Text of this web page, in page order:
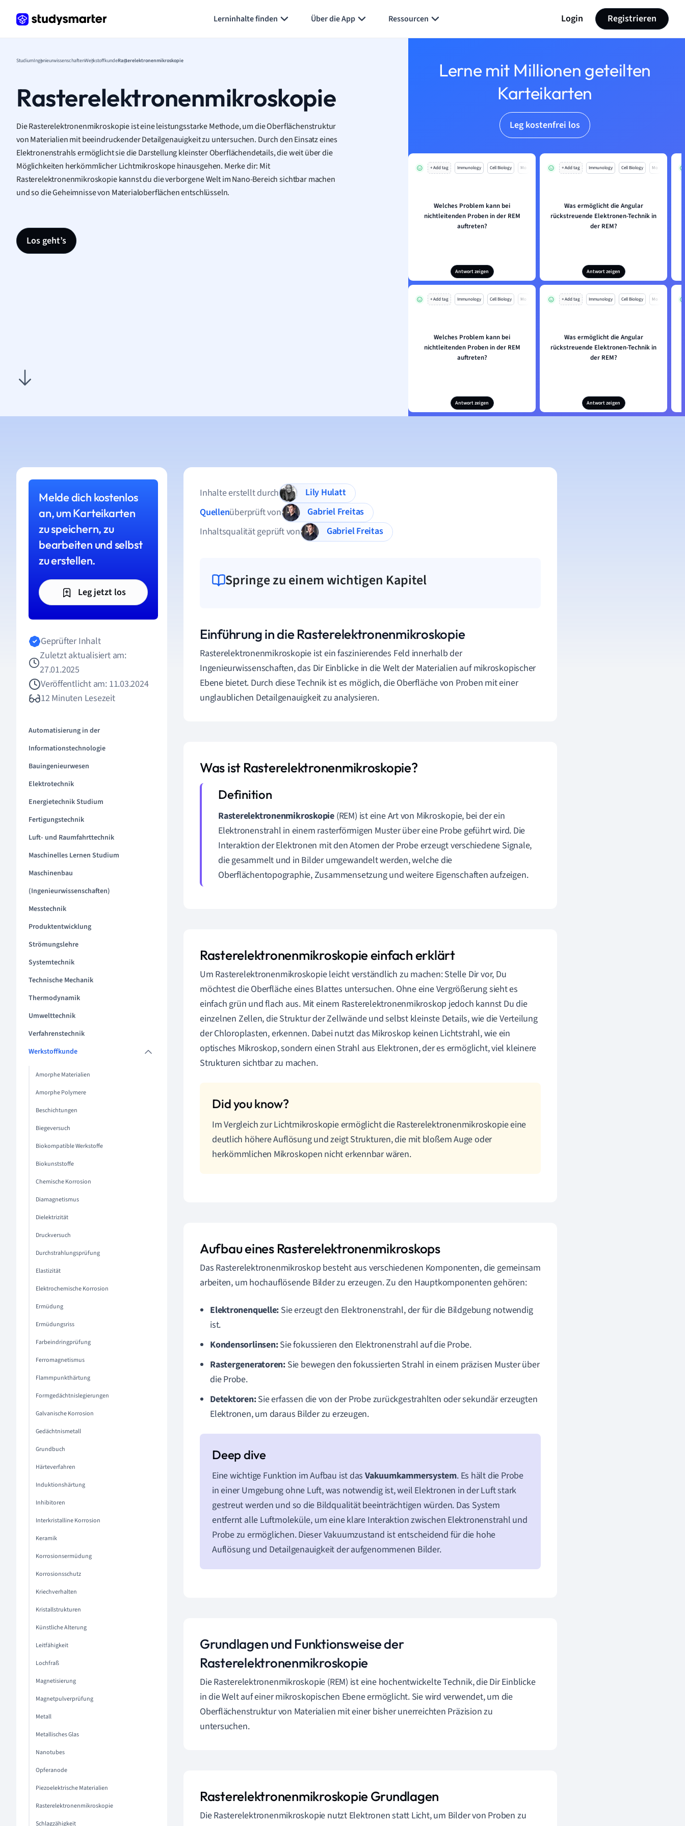
Lerninhalte finden Über die App Ressourcen Login Registrieren
StudiumIngenieurwissenschaftenWerkstoffkundeRasterelektronenmikroskopie
Rasterelektronenmikroskopie
Die Rasterelektronenmikroskopie ist eine leistungsstarke Methode, um die Oberflächenstruktur
von Materialien mit beeindruckender Detailgenauigkeit zu untersuchen. Durch den Einsatz eines
Elektronenstrahls ermöglicht sie die Darstellung kleinster Oberflächendetails, die weit über die
Möglichkeiten herkömmlicher Lichtmikroskope hinausgehen. Merke dir: Mit
Rasterelektronenmikroskopie kannst du die verborgene Welt im Nano-Bereich sichtbar machen
und so die Geheimnisse von Materialoberflächen entschlüsseln.
Los geht’s
Lerne mit Millionen geteilten
Karteikarten
Leg kostenfrei los
+ Add tag Immunology Cell Biology Mo
Welches Problem kann bei
nichtleitenden Proben in der REM
auftreten?
Antwort zeigen
+ Add tag Immunology Cell Biology Mo
Was ermöglicht die Angular
rückstreuende Elektronen-Technik in
der REM?
Antwort zeigen
+ Add tag Immunology Cell Biology Mo
Welches Problem kann bei
nichtleitenden Proben in der REM
auftreten?
Antwort zeigen
+ Add tag Immunology Cell Biology Mo
Was ermöglicht die Angular
rückstreuende Elektronen-Technik in
der REM?
Antwort zeigen
Melde dich kostenlos
an, um Karteikarten
zu speichern, zu
bearbeiten und selbst
zu erstellen.
Leg jetzt los
Geprüfter Inhalt
Zuletzt aktualisiert am:
27.01.2025
Veröffentlicht am: 11.03.2024
12 Minuten Lesezeit
Automatisierung in der
Informationstechnologie
Bauingenieurwesen
Elektrotechnik
Energietechnik Studium
Fertigungstechnik
Luft- und Raumfahrttechnik
Maschinelles Lernen Studium
Maschinenbau
(Ingenieurwissenschaften)
Messtechnik
Produktentwicklung
Strömungslehre
Systemtechnik
Technische Mechanik
Thermodynamik
Umwelttechnik
Verfahrenstechnik
Werkstoffkunde
Amorphe Materialien
Amorphe Polymere
Beschichtungen
Biegeversuch
Biokompatible Werkstoffe
Biokunststoffe
Chemische Korrosion
Diamagnetismus
Dielektrizität
Druckversuch
Durchstrahlungsprüfung
Elastizität
Elektrochemische Korrosion
Ermüdung
Ermüdungsriss
Farbeindringprüfung
Ferromagnetismus
Flammpunkthärtung
Formgedächtnislegierungen
Galvanische Korrosion
Gedächtnismetall
Grundbuch
Härteverfahren
Induktionshärtung
Inhibitoren
Interkristalline Korrosion
Keramik
Korrosionsermüdung
Korrosionsschutz
Kriechverhalten
Kristallstrukturen
Künstliche Alterung
Leitfähigkeit
Lochfraß
Magnetisierung
Magnetpulverprüfung
Metall
Metallisches Glas
Nanotubes
Opferanode
Piezoelektrische Materialien
Rasterelektronenmikroskopie
Schlagzähigkeit
Inhalte erstellt durch
Lily Hulatt
Quellenüberprüft von
Gabriel Freitas
Inhaltsqualität geprüft von
Gabriel Freitas
Springe zu einem wichtigen Kapitel
Einführung in die Rasterelektronenmikroskopie
Rasterelektronenmikroskopie ist ein faszinierendes Feld innerhalb der
Ingenieurwissenschaften, das Dir Einblicke in die Welt der Materialien auf mikroskopischer
Ebene bietet. Durch diese Technik ist es möglich, die Oberfläche von Proben mit einer
unglaublichen Detailgenauigkeit zu analysieren.
Was ist Rasterelektronenmikroskopie?
Rasterelektronenmikroskopie (REM) ist eine Art von Mikroskopie, bei der ein
Elektronenstrahl in einem rasterförmigen Muster über eine Probe geführt wird. Die
Interaktion der Elektronen mit den Atomen der Probe erzeugt verschiedene Signale,
die gesammelt und in Bilder umgewandelt werden, welche die
Oberflächentopographie, Zusammensetzung und weitere Eigenschaften aufzeigen.
Rasterelektronenmikroskopie einfach erklärt
Um Rasterelektronenmikroskopie leicht verständlich zu machen: Stelle Dir vor, Du
möchtest die Oberfläche eines Blattes untersuchen. Ohne eine Vergrößerung sieht es
einfach grün und flach aus. Mit einem Rasterelektronenmikroskop jedoch kannst Du die
einzelnen Zellen, die Struktur der Zellwände und selbst kleinste Details, wie die Verteilung
der Chloroplasten, erkennen. Dabei nutzt das Mikroskop keinen Lichtstrahl, wie ein
optisches Mikroskop, sondern einen Strahl aus Elektronen, der es ermöglicht, viel kleinere
Strukturen sichtbar zu machen.
Im Vergleich zur Lichtmikroskopie ermöglicht die Rasterelektronenmikroskopie eine
deutlich höhere Auflösung und zeigt Strukturen, die mit bloßem Auge oder
herkömmlichen Mikroskopen nicht erkennbar wären.
Aufbau eines Rasterelektronenmikroskops
Das Rasterelektronenmikroskop besteht aus verschiedenen Komponenten, die gemeinsam
arbeiten, um hochauflösende Bilder zu erzeugen. Zu den Hauptkomponenten gehören:
Elektronenquelle: Sie erzeugt den Elektronenstrahl, der für die Bildgebung notwendig
ist.
Kondensorlinsen:Sie fokussieren den Elektronenstrahl auf die Probe.
Rastergeneratoren: Sie bewegen den fokussierten Strahl in einem präzisen Muster über
die Probe.
Detektoren:Sie erfassen die von der Probe zurückgestrahlten oder sekundär erzeugten
Elektronen, um daraus Bilder zu erzeugen.
Eine wichtige Funktion im Aufbau ist das Vakuumkammersystem. Es hält die Probe
in einer Umgebung ohne Luft, was notwendig ist, weil Elektronen in der Luft stark
gestreut werden und so die Bildqualität beeinträchtigen würden. Das System
entfernt alle Luftmoleküle, um eine klare Interaktion zwischen Elektronenstrahl und
Probe zu ermöglichen. Dieser Vakuumzustand ist entscheidend für die hohe
Auflösung und Detailgenauigkeit der aufgenommenen Bilder.
Grundlagen und Funktionsweise der
Rasterelektronenmikroskopie
Die Rasterelektronenmikroskopie (REM) ist eine hochentwickelte Technik, die Dir Einblicke
in die Welt auf einer mikroskopischen Ebene ermöglicht. Sie wird verwendet, um die
Oberflächenstruktur von Materialien mit einer bisher unerreichten Präzision zu
untersuchen.
Rasterelektronenmikroskopie Grundlagen
Die Rasterelektronenmikroskopie nutzt Elektronen statt Licht, um Bilder von Proben zu